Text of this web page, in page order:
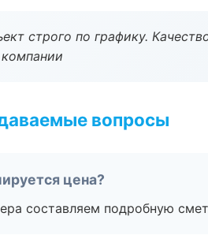
строго по графику.
вопросы
цена?
составляем подробную